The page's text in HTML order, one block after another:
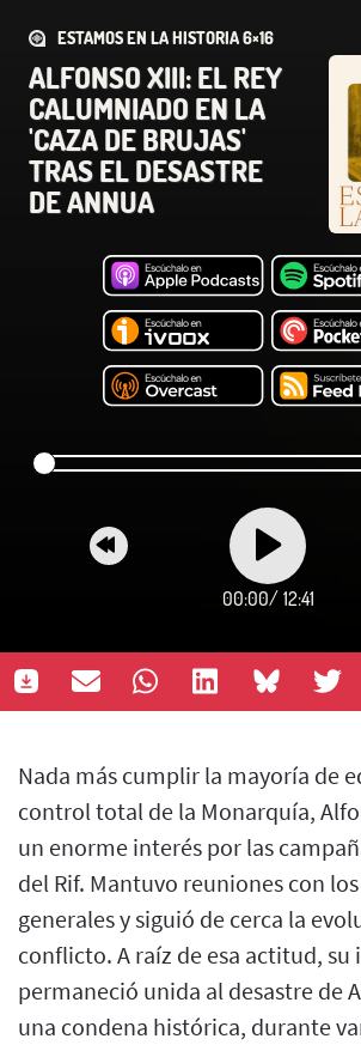
ESTAMOS EN LA HISTORIA 6×16
ALFONSO XIII: EL REY
CALUMNIADO EN LA
'CAZA DE BRUJAS'
TRAS EL DESASTRE
DE ANNUA
00:00/ 12:41
Nada más cumplir la mayoría de
control total de la Monarquía,
un enorme interés por las
del Rif. Mantuvo reuniones con
generales y siguió de cerca la
conflicto. A raíz de esa actitud, su
permaneció unida al desastre de
una condena histórica, durante